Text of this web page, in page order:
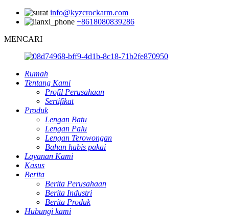
info@kyzcrockarm.com
+8618080839286
MENCARI
Rumah
Tentang Kami
Profil Perusahaan
Sertifikat
Produk
Lengan Batu
Lengan Palu
Lengan Terowongan
Bahan habis pakai
Layanan Kami
Kasus
Berita
Berita Perusahaan
Berita Industri
Berita Produk
Hubungi kami